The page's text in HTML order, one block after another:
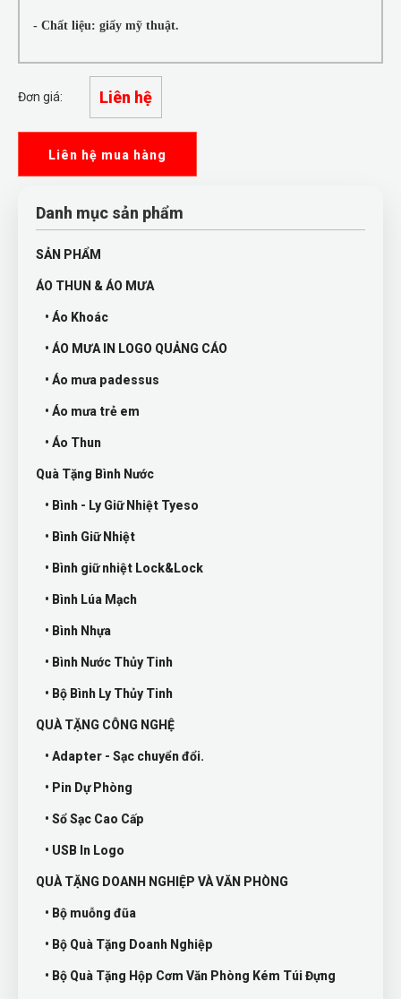
- Chất liệu: giấy mỹ thuật.
Đơn giá: Liên hệ
Liên hệ mua hàng
Danh mục sản phẩm
SẢN PHẨM
ÁO THUN & ÁO MƯA
• Áo Khoác
• ÁO MƯA IN LOGO QUẢNG CÁO
• Áo mưa padessus
• Áo mưa trẻ em
• Áo Thun
Quà Tặng Bình Nước
• Bình - Ly Giữ Nhiệt Tyeso
• Bình Giữ Nhiệt
• Bình giữ nhiệt Lock&Lock
• Bình Lúa Mạch
• Bình Nhựa
• Bình Nước Thủy Tinh
• Bộ Bình Ly Thủy Tinh
QUÀ TẶNG CÔNG NGHỆ
• Adapter - Sạc chuyển đổi.
• Pin Dự Phòng
• Sổ Sạc Cao Cấp
• USB In Logo
QUÀ TẶNG DOANH NGHIỆP VÀ VĂN PHÒNG
• Bộ muỗng đũa
• Bộ Quà Tặng Doanh Nghiệp
• Bộ Quà Tặng Hộp Cơm Văn Phòng Kém Túi Đựng